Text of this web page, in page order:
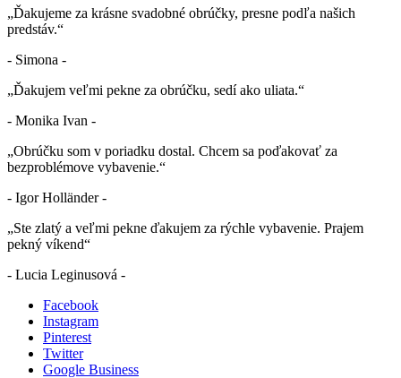
„Ďakujeme za krásne svadobné obrúčky, presne podľa našich
predstáv.“
- Simona -
„Ďakujem veľmi pekne za obrúčku, sedí ako uliata.“
- Monika Ivan -
„Obrúčku som v poriadku dostal. Chcem sa poďakovať za
bezproblémove vybavenie.“
- Igor Holländer -
„Ste zlatý a veľmi pekne ďakujem za rýchle vybavenie. Prajem
pekný víkend“
- Lucia Leginusová -
Facebook
Instagram
Pinterest
Twitter
Google Business